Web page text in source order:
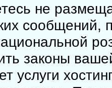
не
сообщений,
законы
услуги